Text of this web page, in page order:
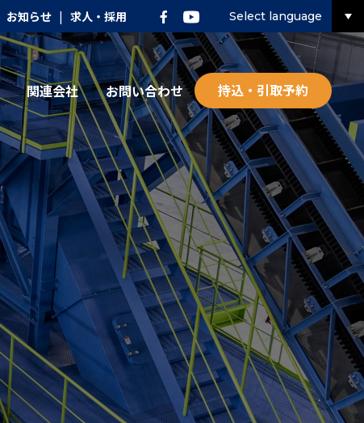
お知らせ | 求人・採用 Select language
関連会社 お問い合わせ 持込・引取予約